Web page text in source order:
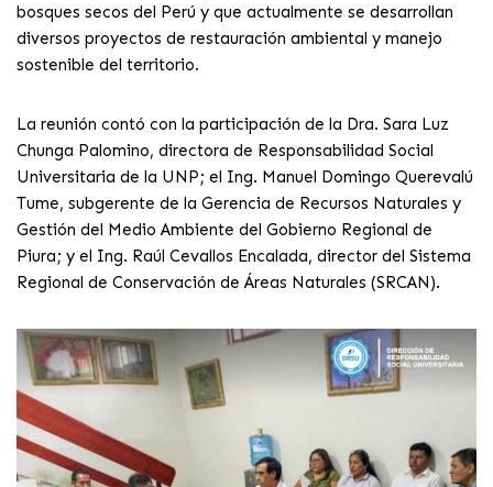
bosques secos del Perú y que actualmente se desarrollan
diversos proyectos de restauración ambiental y manejo
sostenible del territorio.
La reunión contó con la participación de la Dra. Sara Luz
Chunga Palomino, directora de Responsabilidad Social
Universitaria de la UNP; el Ing. Manuel Domingo Querevalú
Tume, subgerente de la Gerencia de Recursos Naturales y
Gestión del Medio Ambiente del Gobierno Regional de
Piura; y el Ing. Raúl Cevallos Encalada, director del Sistema
Regional de Conservación de Áreas Naturales (SRCAN).